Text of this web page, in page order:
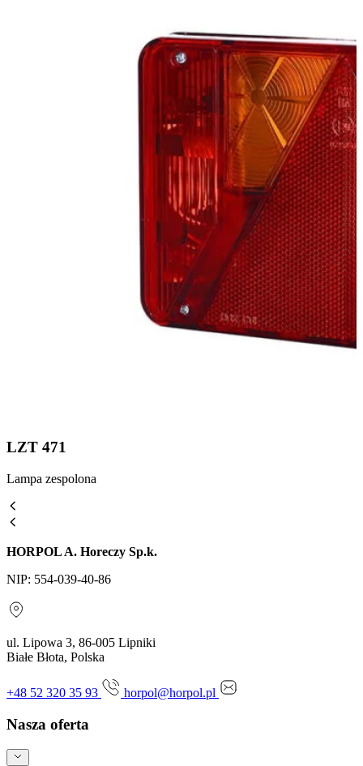
LZT 471
Lampa zespolona
HORPOL A. Horeczy Sp.k.
NIP: 554-039-40-86
ul. Lipowa 3, 86-005 Lipniki
Białe Błota, Polska
+48 52 320 35 93 horpol@horpol.pl
Nasza oferta